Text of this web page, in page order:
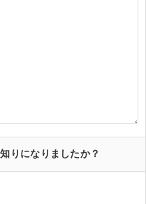
りになりましたか？